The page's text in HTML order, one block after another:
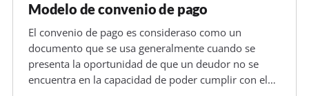
Modelo de convenio de pago
El convenio de pago es consideraso como un
documento que se usa generalmente cuando se
presenta la oportunidad de que un deudor no se
encuentra en la capacidad de poder cumplir con el